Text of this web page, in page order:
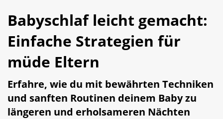
Babyschlaf leicht gemacht:
Einfache Strategien für
müde Eltern
Erfahre, wie du mit bewährten Techniken
und sanften Routinen deinem Baby zu
längeren und erholsameren Nächten